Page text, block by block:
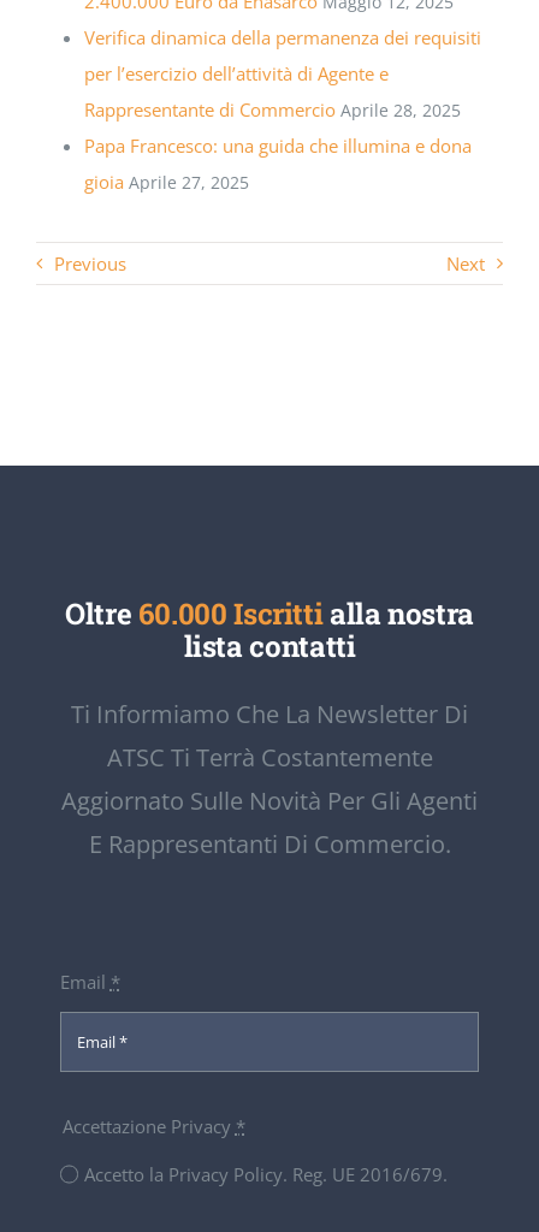
Verifica dinamica della permanenza dei requisiti
per l’esercizio dell’attività di Agente e
Rappresentante di Commercio Aprile 28, 2025
Papa Francesco: una guida che illumina e dona
gioia Aprile 27, 2025
Previous Next
Oltre 60.000 Iscrittialla nostra
lista contatti
Ti Informiamo Che La Newsletter Di
ATSC Ti Terrà Costantemente
Aggiornato Sulle Novità Per Gli Agenti
E Rappresentanti Di Commercio.
Email *
Accettazione Privacy *
Accetto la Privacy Policy. Reg. UE 2016/679.